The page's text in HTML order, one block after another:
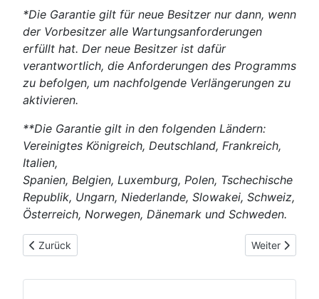
*Die Garantie gilt für neue Besitzer nur dann, wenn
der Vorbesitzer alle Wartungsanforderungen
erfüllt hat. Der neue Besitzer ist dafür
verantwortlich, die Anforderungen des Programms
zu befolgen, um nachfolgende Verlängerungen zu
aktivieren.
**Die Garantie gilt in den folgenden Ländern:
Vereinigtes Königreich, Deutschland, Frankreich,
Italien,
Spanien, Belgien, Luxemburg, Polen, Tschechische
Republik, Ungarn, Niederlande, Slowakei, Schweiz,
Österreich, Norwegen, Dänemark und Schweden.
Vorheriger Beitrag: 2026-01-06: Neuer Renault Twingo E-
Zurück Nächster
Weiter